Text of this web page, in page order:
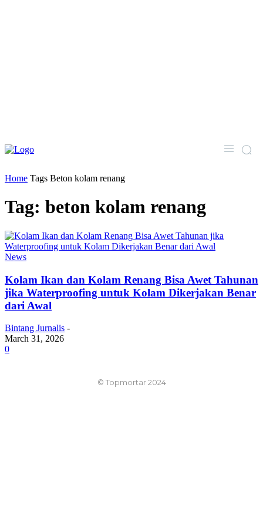
Home Tags Beton kolam renang
Tag: beton kolam renang
News
Kolam Ikan dan Kolam Renang Bisa Awet Tahunan
jika Waterproofing untuk Kolam Dikerjakan Benar
dari Awal
Bintang Jurnalis -
March 31, 2026
0
© Topmortar 2024